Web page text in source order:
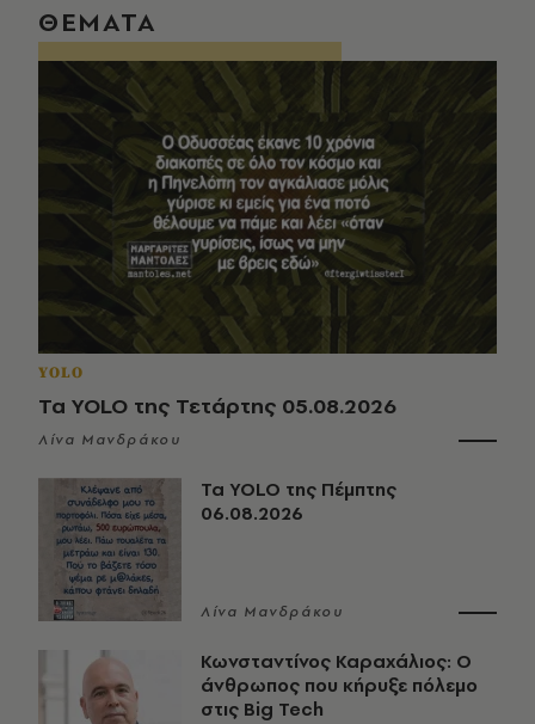
ΘΕΜΑΤΑ
YOLO
Τα YOLO της Τετάρτης 05.08.2026
Λίνα Μανδράκου
Τα YOLO της Πέμπτης
06.08.2026
Λίνα Μανδράκου
Κωνσταντίνος Καραχάλιος: Ο
άνθρωπος που κήρυξε πόλεμο
στις Big Tech